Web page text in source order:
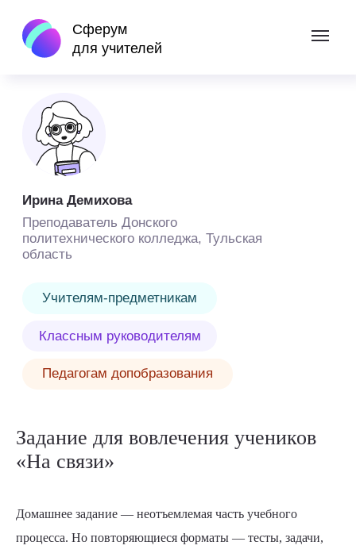
для учителей
назад
Ирина Демихова
Преподаватель Донского
политехнического колледжа, Тульская
Классным руководителям
Задание для вовлечения учеников
«На связи»
Домашнее задание — неотъемлемая часть учебного
процесса. Но повторяющиеся форматы — тесты, задачи,